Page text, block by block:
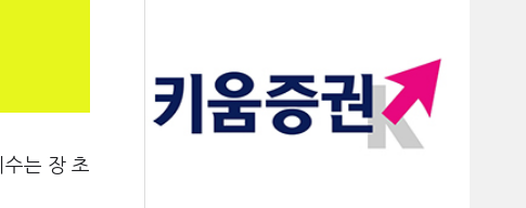
는 장 초